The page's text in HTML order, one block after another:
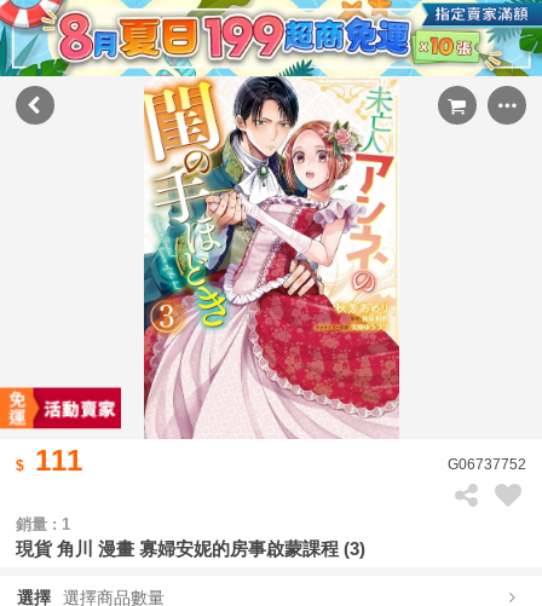
111 G06737752
銷量 : 1
現貨 角川 漫畫 寡婦安妮的房事啟蒙課程 (3)
選擇 選擇商品數量